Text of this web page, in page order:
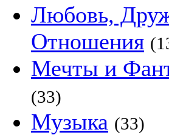
Любовь,
Отношения
Мечты и
(33)
Музыка (33)